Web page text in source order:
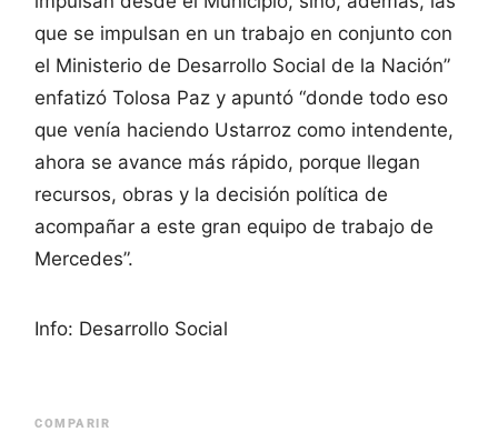
que se impulsan en un trabajo en conjunto con
el Ministerio de Desarrollo Social de la Nación”
enfatizó Tolosa Paz y apuntó “donde todo eso
que venía haciendo Ustarroz como intendente,
ahora se avance más rápido, porque llegan
recursos, obras y la decisión política de
acompañar a este gran equipo de trabajo de
Mercedes”.
Info: Desarrollo Social
COMPARIR